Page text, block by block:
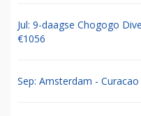
Jul: 9-daagse Chogogo
€1056
Sep: Amsterdam - Curacao